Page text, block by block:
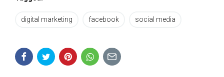
digital marketing facebook social media